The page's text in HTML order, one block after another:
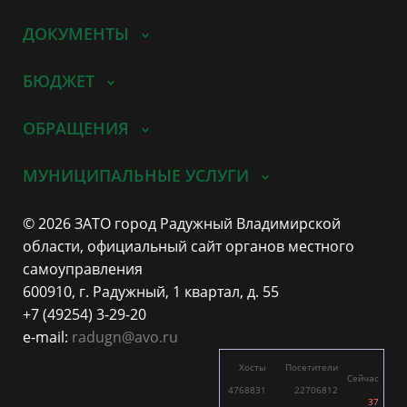
ДОКУМЕНТЫ
БЮДЖЕТ
ОБРАЩЕНИЯ
МУНИЦИПАЛЬНЫЕ УСЛУГИ
© 2026 ЗАТО город Радужный Владимирской
области, официальный сайт органов местного
самоуправления
600910, г. Радужный, 1 квартал, д. 55
+7 (49254) 3-29-20
e-mail: radugn@avo.ru
Хосты
4768831
Посетители
22706812
Сейчас
37